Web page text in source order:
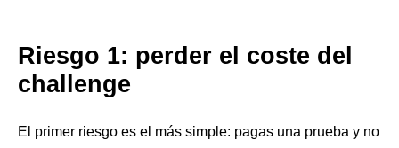
Riesgo 1: perder el coste del
challenge
El primer riesgo es el más simple: pagas una prueba y no